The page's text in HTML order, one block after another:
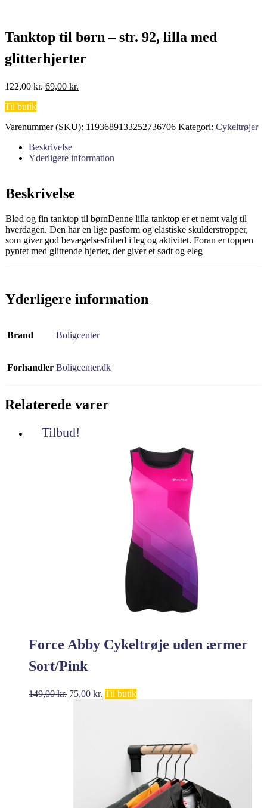
Tanktop til børn – str. 92, lilla med
glitterhjerter
122,00kr. Den
122,00 kr..
69,00 kr.
69,00 kr..
Til butik
Varenummer (SKU): 1193689133252736706 Kategori: Cykeltrøjer
Beskrivelse
Yderligere information
Beskrivelse
Blød og fin tanktop til børnDenne lilla tanktop er et nemt valg til
hverdagen. Den har en lige pasform og elastiske skulderstropper,
som giver god bevægelsesfrihed i leg og aktivitet. Foran er toppen
pyntet med glitrende hjerter, der giver et sødt og eleg
Yderligere information
Brand Boligcenter
Forhandler Boligcenter.dk
Relaterede varer
Tilbud!
Force Abby Cykeltrøje uden ærmer
Sort/Pink
149,00kr. Den
75,00 kr. Den
Til butik